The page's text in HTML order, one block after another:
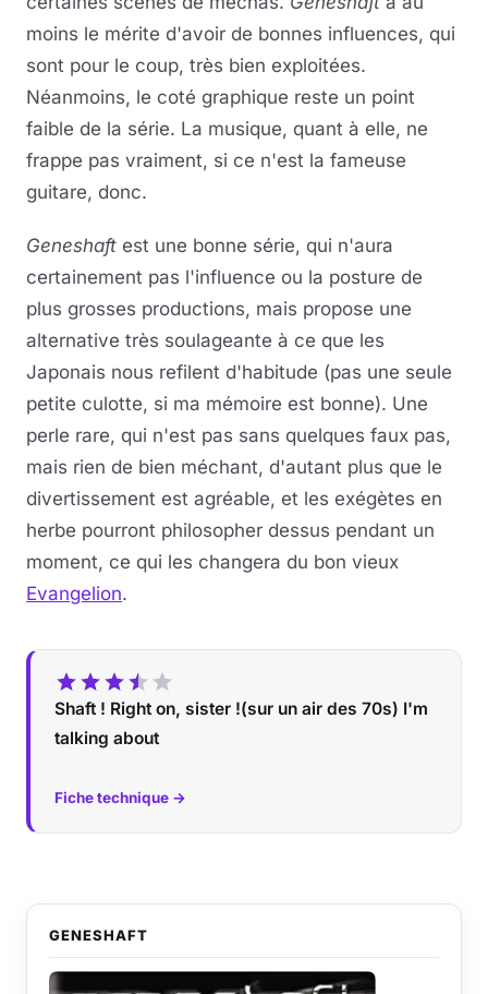
moins le mérite d'avoir de bonnes influences, qui
sont pour le coup, très bien exploitées.
Néanmoins, le coté graphique reste un point
faible de la série. La musique, quant à elle, ne
frappe pas vraiment, si ce n'est la fameuse
guitare, donc.
Geneshaft est une bonne série, qui n'aura
certainement pas l'influence ou la posture de
plus grosses productions, mais propose une
alternative très soulageante à ce que les
Japonais nous refilent d'habitude (pas une seule
petite culotte, si ma mémoire est bonne). Une
perle rare, qui n'est pas sans quelques faux pas,
mais rien de bien méchant, d'autant plus que le
divertissement est agréable, et les exégètes en
herbe pourront philosopher dessus pendant un
moment, ce qui les changera du bon vieux
Evangelion.
Shaft ! Right on, sister !(sur un air des 70s) I'm
talking about
Fiche technique →
GENESHAFT